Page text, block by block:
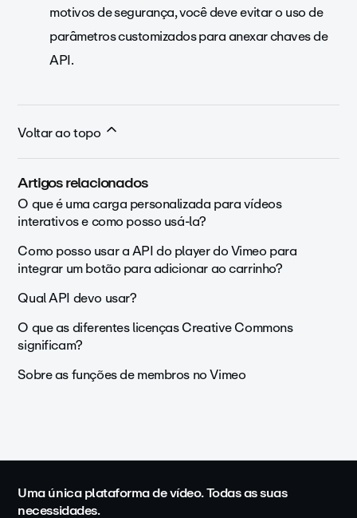
motivos de segurança, você deve evitar o uso de
parâmetros customizados para anexar chaves de
API.
Voltar ao topo
Artigos relacionados
O que é uma carga personalizada para vídeos
interativos e como posso usá-la?
Como posso usar a API do player do Vimeo para
integrar um botão para adicionar ao carrinho?
Qual API devo usar?
O que as diferentes licenças Creative Commons
significam?
Sobre as funções de membros no Vimeo
Uma única plataforma de vídeo. Todas as suas
necessidades.